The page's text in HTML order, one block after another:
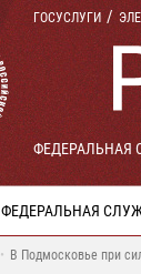
ГОСУСЛУГИ
ФЕДЕРАЛЬНАЯ
ФЕДЕРАЛЬНАЯ
В Подмосковье при